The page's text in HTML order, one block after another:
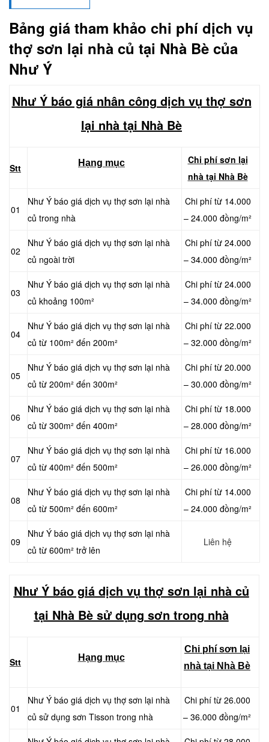
Bảng giá tham khảo chi phí dịch vụ
thợ sơn lại nhà củ tại Nhà Bè của
Như Ý
Như Ý báo giá nhân công dịch vụ thợ sơn
lại nhà tại Nhà Bè
Stt Hạng mục
Chi phí sơn lại
nhà tại Nhà Bè
01
Như Ý báo giá dịch vụ thợ sơn lại nhà
củ trong nhà
Chi phí từ 14.000
– 24.000 đồng/m²
02
Như Ý báo giá dịch vụ thợ sơn lại nhà
củ ngoài trời
Chi phí từ 24.000
– 34.000 đồng/m²
03
Như Ý báo giá dịch vụ thợ sơn lại nhà
củ khoảng 100m²
Chi phí từ 24.000
– 34.000 đồng/m²
04
Như Ý báo giá dịch vụ thợ sơn lại nhà
củ từ 100m² đến 200m²
Chi phí từ 22.000
– 32.000 đồng/m²
05
Như Ý báo giá dịch vụ thợ sơn lại nhà
củ từ 200m² đến 300m²
Chi phí từ 20.000
– 30.000 đồng/m²
06
Như Ý báo giá dịch vụ thợ sơn lại nhà
củ từ 300m² đến 400m²
Chi phí từ 18.000
– 28.000 đồng/m²
07
Như Ý báo giá dịch vụ thợ sơn lại nhà
củ từ 400m² đến 500m²
Chi phí từ 16.000
– 26.000 đồng/m²
08
Như Ý báo giá dịch vụ thợ sơn lại nhà
củ từ 500m² đến 600m²
Chi phí từ 14.000
– 24.000 đồng/m²
09
Như Ý báo giá dịch vụ thợ sơn lại nhà
củ từ 600m² trở lên
Liên hệ
Như Ý báo giá dịch vụ thợ sơn lại nhà củ
tại Nhà Bè sử dụng sơn trong nhà
Stt Hạng mục
Chi phí sơn lại
nhà tại Nhà Bè
01
Như Ý báo giá dịch vụ thợ sơn lại nhà
củ sử dụng sơn Tisson trong nhà
Chi phí từ 26.000
– 36.000 đồng/m²